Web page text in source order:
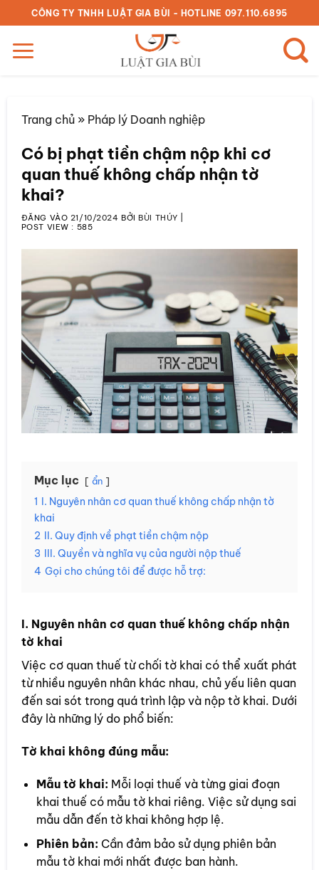
qua
nội
dung
CÔNG TY TNHH LUẬT GIA BÙI - HOTLINE 097.110.6895
Trang chủ» Pháp lý Doanh nghiệp
Có bị phạt tiền chậm nộp khi cơ
quan thuế không chấp nhận tờ
khai?
ĐĂNG VÀO 21/10/2024 BỞIBÙI THÚY
POST VIEW : 585
Mục lục ẩn
1 I. Nguyên nhân cơ quan thuế không chấp nhận tờ
khai
2 II. Quy định về phạt tiền chậm nộp
3 III. Quyền và nghĩa vụ của người nộp thuế
4 Gọi cho chúng tôi để được hỗ trợ:
I. Nguyên nhân cơ quan thuế không chấp nhận
tờ khai
Việc cơ quan thuế từ chối tờ khai có thể xuất phát
từ nhiều nguyên nhân khác nhau, chủ yếu liên quan
đến sai sót trong quá trình lập và nộp tờ khai. Dưới
đây là những lý do phổ biến:
Tờ khai không đúng mẫu:
Mẫu tờ khai: Mỗi loại thuế và từng giai đoạn
khai thuế có mẫu tờ khai riêng. Việc sử dụng sai
mẫu dẫn đến tờ khai không hợp lệ.
Phiên bản: Cần đảm bảo sử dụng phiên bản
mẫu tờ khai mới nhất được ban hành.